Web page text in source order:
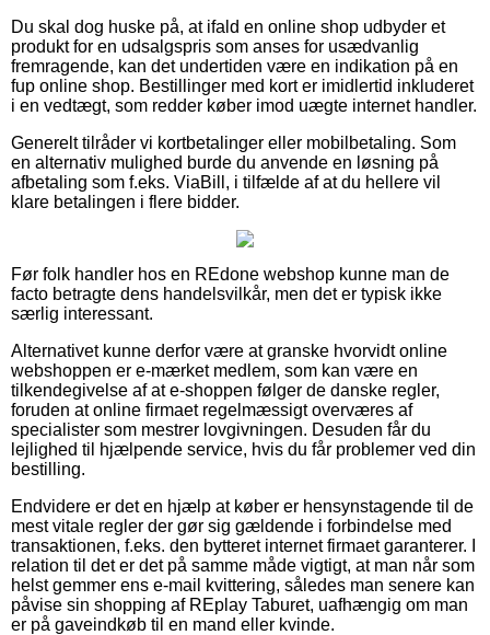
Du skal dog huske på, at ifald en online shop udbyder et
produkt for en udsalgspris som anses for usædvanlig
fremragende, kan det undertiden være en indikation på en
fup online shop. Bestillinger med kort er imidlertid inkluderet
i en vedtægt, som redder køber imod uægte internet handler.
Generelt tilråder vi kortbetalinger eller mobilbetaling. Som
en alternativ mulighed burde du anvende en løsning på
afbetaling som f.eks. ViaBill, i tilfælde af at du hellere vil
klare betalingen i flere bidder.
Før folk handler hos en REdone webshop kunne man de
facto betragte dens handelsvilkår, men det er typisk ikke
særlig interessant.
Alternativet kunne derfor være at granske hvorvidt online
webshoppen er e-mærket medlem, som kan være en
tilkendegivelse af at e-shoppen følger de danske regler,
foruden at online firmaet regelmæssigt overværes af
specialister som mestrer lovgivningen. Desuden får du
lejlighed til hjælpende service, hvis du får problemer ved din
bestilling.
Endvidere er det en hjælp at køber er hensynstagende til de
mest vitale regler der gør sig gældende i forbindelse med
transaktionen, f.eks. den bytteret internet firmaet garanterer. I
relation til det er det på samme måde vigtigt, at man når som
helst gemmer ens e-mail kvittering, således man senere kan
påvise sin shopping af REplay Taburet, uafhængig om man
er på gaveindkøb til en mand eller kvinde.